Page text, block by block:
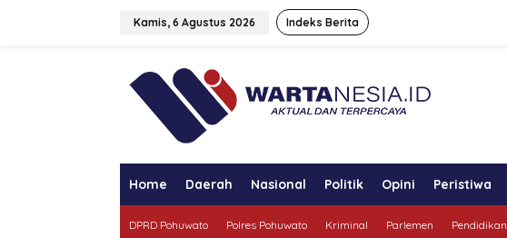
Kamis, 6 Agustus 2026 Indeks Berita
Home Daerah Nasional Politik Opini Peristiwa
DPRD Pohuwato Polres Pohuwato Kriminal Parlemen Pendidikan